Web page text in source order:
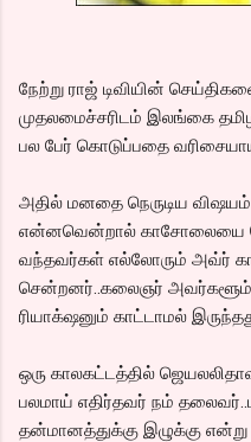
நேற்று ராஜ் டிவியின்
முதலமைச்சரிடம் இலங்கை
பல பேர் கொடுப்பதை
அதில் மனதை நெருடிய விஷயம்
என்னவென்றால் காசோலையை
வந்தவர்கள் எல்லோரும் அவ்ர்
சென்றனர்..கலைஞர் அவர்களூம்
ரியாக்‌ஷனும் காட்டாமல்
ஒரு காலகட்டத்தில்
பலமாய் எதிர்தவர் நம்
தன்மானத்துக்கு இழுக்கு